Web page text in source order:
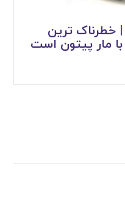
خطرناک ترین
با مار پیتون است